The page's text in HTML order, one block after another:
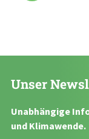
Unser
Unabhängige
und Klimawende.